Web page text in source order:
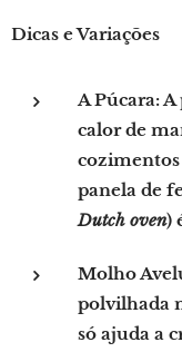
Dicas e Variações
A Púcara:A
calor de
panela de
Dutch oven)
Molho
polvilhada
só ajuda a